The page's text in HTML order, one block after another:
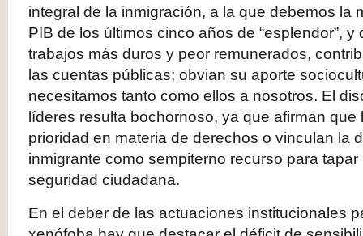
integral de la inmigración, a la que debemos la
PIB de los últimos cinco años de “esplendor”,
trabajos más duros y peor remunerados,
las cuentas públicas; obvian su aporte
necesitamos tanto como ellos a nosotros. El
líderes resulta bochornoso, ya que afirman
prioridad en materia de derechos o vinculan la
inmigrante como sempiterno recurso para
seguridad ciudadana.
En el deber de las actuaciones institucionales